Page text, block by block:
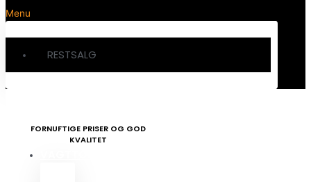
Menu
RESTSALG
FORNUFTIGE PRISER OG GOD
KVALITET